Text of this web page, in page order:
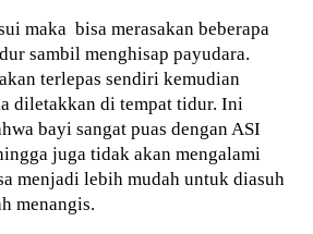
maka bisa merasakan beberapa
sambil menghisap payudara.
terlepas sendiri kemudian
diletakkan di tempat tidur. Ini
bayi sangat puas dengan ASI
juga tidak akan mengalami
menjadi lebih mudah untuk diasuh
menangis.